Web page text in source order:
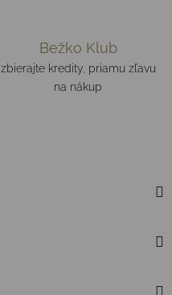
Bežko Klub
zbierajte kredity, priamu zľavu
na nákup